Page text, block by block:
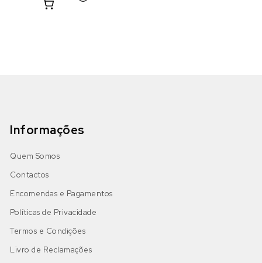
Informações
Quem Somos
Contactos
Encomendas e Pagamentos
Políticas de Privacidade
Termos e Condições
Livro de Reclamações